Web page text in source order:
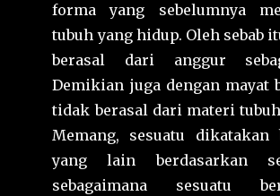
forma yang sebelumnya
tubuh yang hidup. Oleh sebab
berasal dari anggur
Demikian juga dengan mayat
tidak berasal dari materi
Memang, sesuatu dikatakan
yang lain berdasarkan
sebagaimana sesuatu